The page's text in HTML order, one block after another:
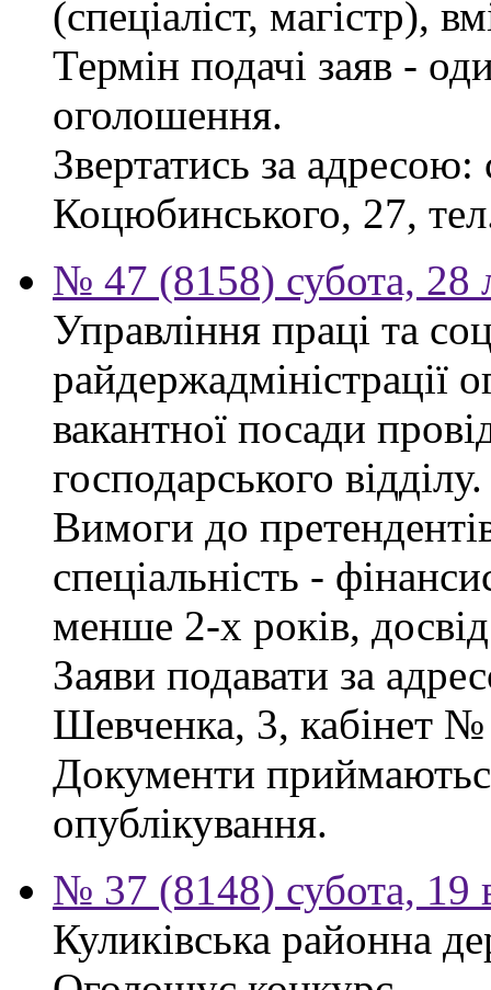
(спеціаліст, магістр),
Термін подачі заяв -
оголошення.
Звертатись за адресою:
Коцюбинського, 27,
№ 47 (8158) субота, 28
Управління праці та
райдержадміністрації
вакантної посади
господарського відділу.
Вимоги до
спеціальність -
менше 2-х років,
Заяви подавати за
Шевченка, 3, кабінет
Документи
опублікування.
№ 37 (8148) субота, 19
Куликівська районна